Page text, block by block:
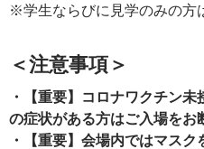
※学生ならびに見学のみの方
＜注意事項＞
・【重要】コロナワクチン
の症状がある方はご入場をお
・【重要】会場内ではマスク